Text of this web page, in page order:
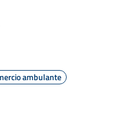
ambulante